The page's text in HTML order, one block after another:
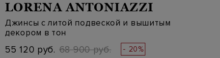
LORENA ANTONIAZZI
Джинсы с литой подвеской и вышитым
декором в тон
55 120 руб. 68 900 руб. - 20%